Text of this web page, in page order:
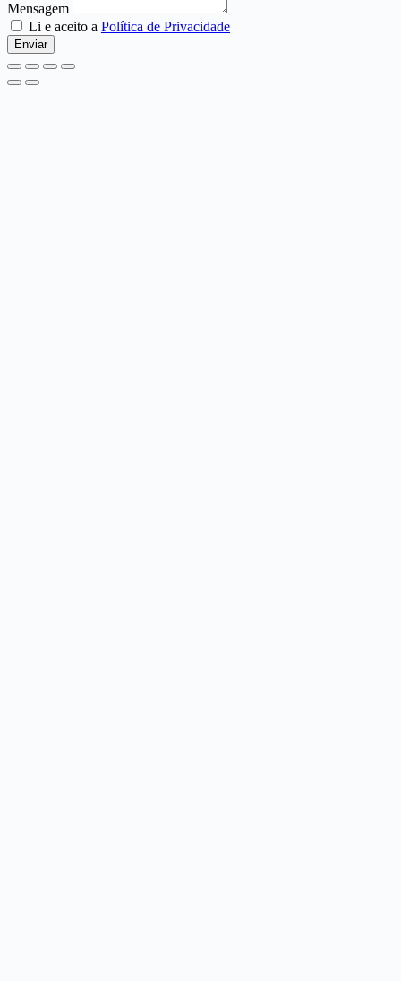
Mensagem
Li e aceito a Política de Privacidade
Enviar